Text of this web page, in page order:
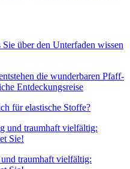
über den Unterfaden wissen
die wunderbaren Pfaff-
Entdeckungsreise
für elastische Stoffe?
und traumhaft vielfältig:
Sie!
traumhaft vielfältig: